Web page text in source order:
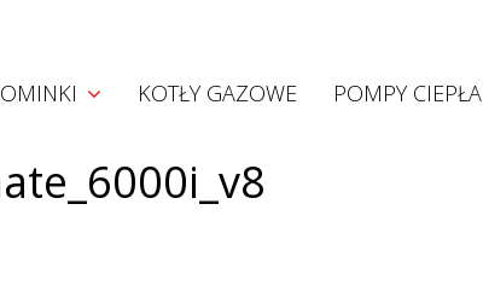
KOTŁY GAZOWE POMPY CIEPŁA
Kominki akumulacyjne
Kominki z płaszczem wodnym